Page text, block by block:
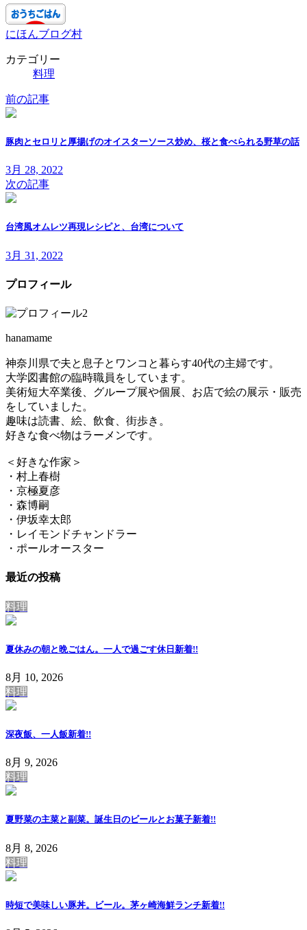
にほんブログ村
カテゴリー
料理
前の記事
豚肉とセロリと厚揚げのオイスターソース炒め、桜と食べられる野草の話
3月 28, 2022
次の記事
台湾風オムレツ再現レシピと、台湾について
3月 31, 2022
プロフィール
hanamame
神奈川県で夫と息子とワンコと暮らす40代の主婦です。
大学図書館の臨時職員をしています。
美術短大卒業後、グループ展や個展、お店で絵の展示・販売
をしていました。
趣味は読書、絵、飲食、街歩き。
好きな食べ物はラーメンです。
＜好きな作家＞
・村上春樹
・京極夏彦
・森博嗣
・伊坂幸太郎
・レイモンドチャンドラー
・ポールオースター
最近の投稿
料理
夏休みの朝と晩ごはん。一人で過ごす休日新着!!
8月 10, 2026
料理
深夜飯、一人飯新着!!
8月 9, 2026
料理
夏野菜の主菜と副菜。誕生日のビールとお菓子新着!!
8月 8, 2026
料理
時短で美味しい豚丼。ビール。茅ヶ崎海鮮ランチ新着!!